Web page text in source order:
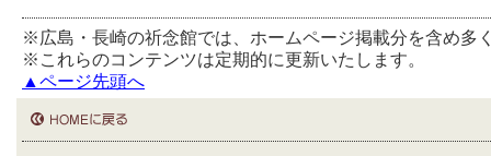
※広島・長崎の祈念館では、ホームページ掲載分を含め多
※これらのコンテンツは定期的に更新いたします。
▲ページ先頭へ